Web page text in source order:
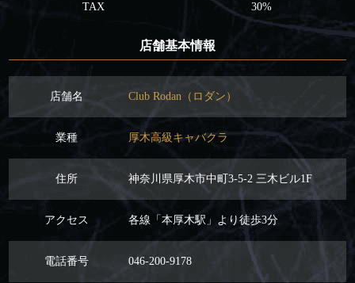
TAX 30%
店舗基本情報
店舗名 Club Rodan（ロダン）
業種 厚木高級キャバクラ
住所 神奈川県厚木市中町3-5-2 三木ビル1F
アクセス 各線「本厚木駅」より徒歩3分
電話番号 046-200-9178